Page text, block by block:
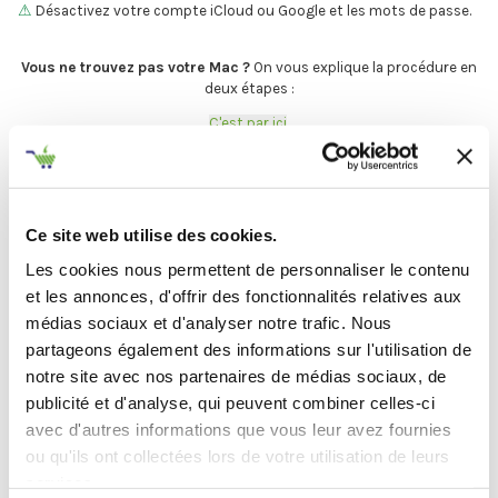
Ce site web utilise des cookies.
Les cookies nous permettent de personnaliser le contenu
et les annonces, d'offrir des fonctionnalités relatives aux
médias sociaux et d'analyser notre trafic. Nous
partageons également des informations sur l'utilisation de
notre site avec nos partenaires de médias sociaux, de
publicité et d'analyse, qui peuvent combiner celles-ci
avec d'autres informations que vous leur avez fournies
ou qu'ils ont collectées lors de votre utilisation de leurs
⚠ Désactivez votre compte iCloud ou Google et les mots de passe.
Vous ne trouvez pas votre Mac ? On vous explique la procédure en
deux étapes :
C'est par ici
Et maintenant... ♫
Définir l'état de votre produit
Avant de procéder à votre envoi : -
Désactivez votre compteiCloud
(iPhone, iPad, iMac) ouGoogle
(Android)
Enleveztous les mots de passe